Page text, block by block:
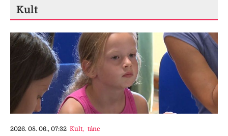
Kult
2026. 08. 06., 07:32 Kult, tánc